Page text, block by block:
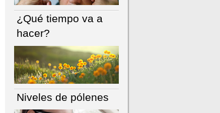
¿Qué tiempo va a
hacer?
Niveles de pólenes